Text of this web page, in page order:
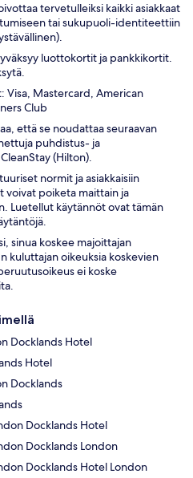
tervetulleiksi kaikki asiakkaat
tai sukupuoli-identiteettiin
luottokortit ja pankkikortit.
Visa, Mastercard, American
Club
että se noudattaa seuraavan
puhdistus- ja
(Hilton).
normit ja asiakkaisiin
voivat poiketa maittain ja
Luetellut käytännöt ovat tämän
sinua koskee majoittajan
kuluttajan oikeuksia koskevien
ei koske
Docklands Hotel
Hotel
Docklands
Docklands Hotel
Docklands London
Docklands Hotel London